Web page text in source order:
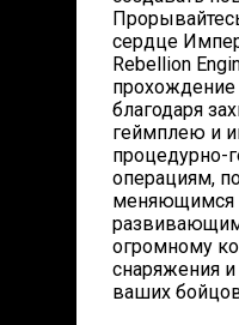
сердце
Rebellion
благодаря
геймплею и
процедурно-
операциям,
меняющимся
огромному
снаряжения
ваших